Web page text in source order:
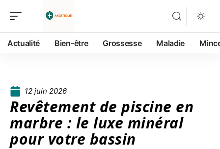
Actualité Bien-être Grossesse Maladie
12 juin 2026
Revêtement de piscine en
marbre : le luxe minéral
pour votre bassin